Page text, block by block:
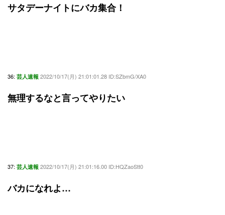
サタデーナイトにバカ集合！
36: 芸人速報 2022/10/17(月) 21:01:01.28 ID:SZbmG/XA0
無理するなと言ってやりたい
37: 芸人速報 2022/10/17(月) 21:01:16.00 ID:HQZaoStt0
バカになれよ…